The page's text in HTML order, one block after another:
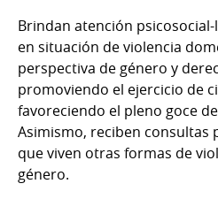
Brindan atención
en situación de violencia
perspectiva de género y
promoviendo el ejercicio de
favoreciendo el pleno goce
Asimismo, reciben consultas
que viven otras formas de
género.